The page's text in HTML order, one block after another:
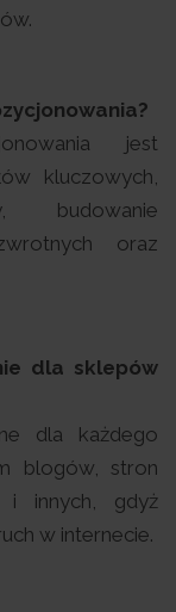
jest
kluczowych,
budowanie
oraz
dla sklepów
dla każdego
blogów, stron
i innych, gdyż
w internecie.